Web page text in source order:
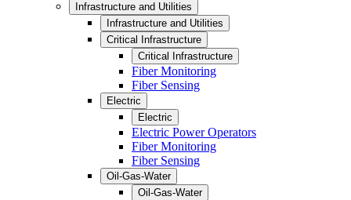
Infrastructure and Utilities
Infrastructure and Utilities
Critical Infrastructure
Critical Infrastructure
Fiber Monitoring
Fiber Sensing
Electric
Electric
Electric Power Operators
Fiber Monitoring
Fiber Sensing
Oil-Gas-Water
Oil-Gas-Water